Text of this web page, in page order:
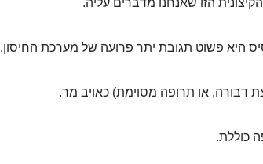
הזו שאנחנו מדברים עליה.
היא פשוט תגובת יתר פרועה של מערכת החיסון.
דבורה, או תרופה מסוימת) כאויב מר.
כוללת.